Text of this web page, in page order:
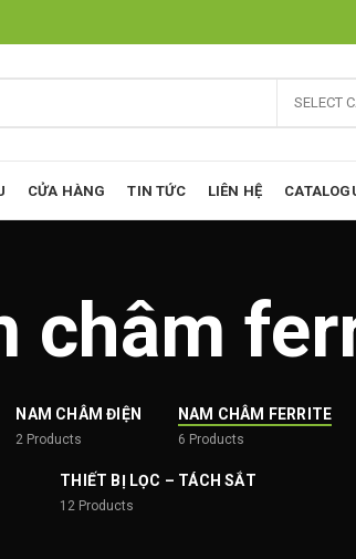
SELECT
CỬA HÀNG TIN TỨC LIÊN HỆ
châm
NAM CHÂM ĐIỆN
2 Products
NAM CHÂM FERRITE
6 Products
THIẾT BỊ LỌC – TÁCH SẮT
12 Products